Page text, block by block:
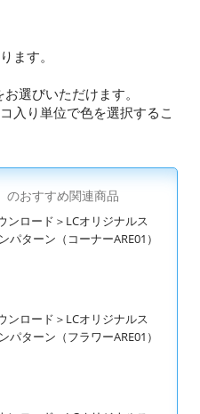
ます。
選びいただけます。
入り単位で色を選択するこ
のおすすめ関連商品
ンロード＞LCオリジナルス
パターン（コーナーARE01）
ンロード＞LCオリジナルス
パターン（フラワーARE01）